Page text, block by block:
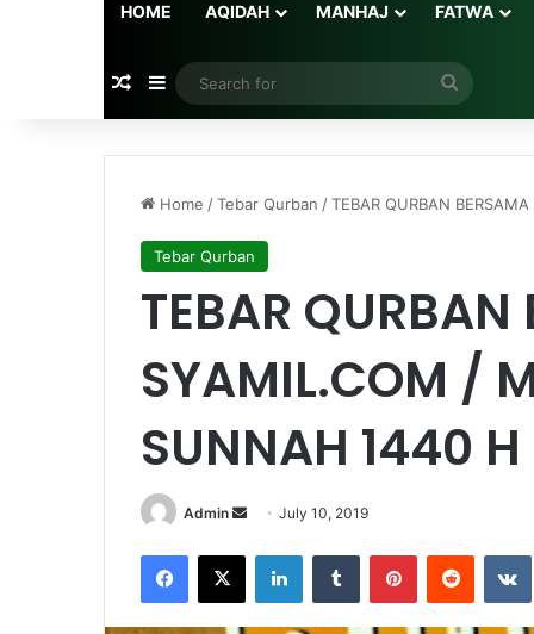
HOME AQIDAH MANHAJ FATWA
Random Article
Sidebar
for
Home /Tebar Qurban /TEBAR QURBAN
Tebar Qurban
TEBAR
SYAMIL.COM /
SUNNAH 1440 H
Admin
a
July 10, 2019